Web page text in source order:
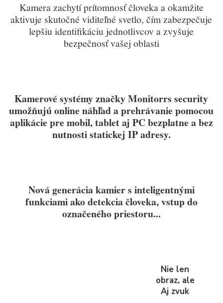
Kamera zachytí prítomnosť človeka a okamžite
aktivuje skutočné viditeľné svetlo, čím zabezpečuje
lepšiu identifikáciu jednotlivcov a zvyšuje
bezpečnosť vašej oblasti
Kamerové systémy značky Monitorrs security
umožňujú online náhľad a prehrávanie pomocou
aplikácie pre mobil, tablet aj PC bezplatne a bez
nutnosti statickej IP adresy.
Nová generácia kamier s inteligentnými
funkciami ako detekcia človeka, vstup do
označeného priestoru...
Nie len
obraz, ale
Aj zvuk